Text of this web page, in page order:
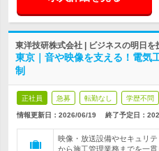
東洋技研株式会社 | ビジネスの明日を
東京｜音や映像を支える！電気
制
正社員 急募 転勤なし 学歴不問
情報更新日：2026/06/19 終了予定日：
映像・放送設備やセキュリ
から施工管理業務までを一